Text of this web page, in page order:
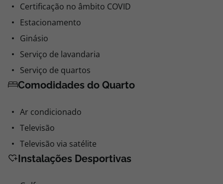
Certificação no âmbito COVID
Estacionamento
Ginásio
Serviço de lavandaria
Serviço de quartos
Comodidades do Quarto
Ar condicionado
Televisão
Televisão via satélite
Instalações Desportivas